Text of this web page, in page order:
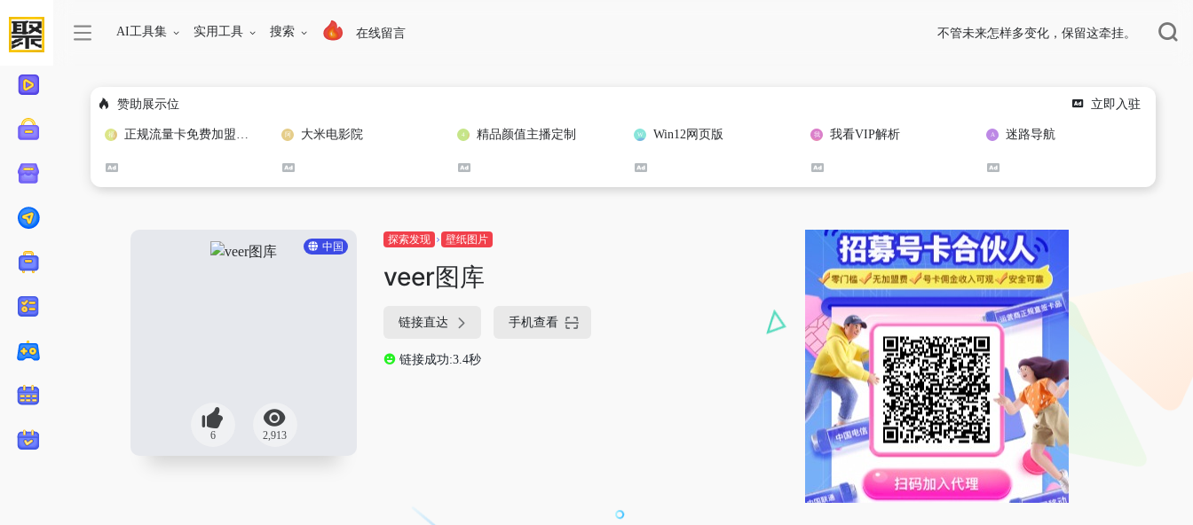
AI工具集 实用工具 搜索 在线留言 不管未来怎样多变化，保留这牵挂。
赞助展示位 立即入驻
正规流量卡免费加盟合作 大米电影院 精品颜值主播定制 Win12网页版 我看VIP解析 迷路导航
中国
6 2,913
探索发现 壁纸图片
veer图库
链接直达 手机查看
链接成功:3.4秒